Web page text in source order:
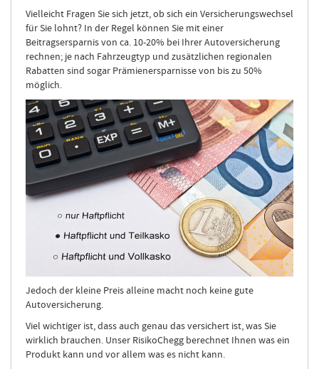
Vielleicht Fragen Sie sich jetzt, ob sich ein Versicherungswechsel
für Sie lohnt? In der Regel können Sie mit einer
Beitragsersparnis von ca. 10-20% bei Ihrer Autoversicherung
rechnen; je nach Fahrzeugtyp und zusätzlichen regionalen
Rabatten sind sogar Prämienersparnisse von bis zu 50%
möglich.
Jedoch der kleine Preis alleine macht noch keine gute
Autoversicherung.
Viel wichtiger ist, dass auch genau das versichert ist, was Sie
wirklich brauchen. Unser RisikoChegg berechnet Ihnen was ein
Produkt kann und vor allem was es nicht kann.